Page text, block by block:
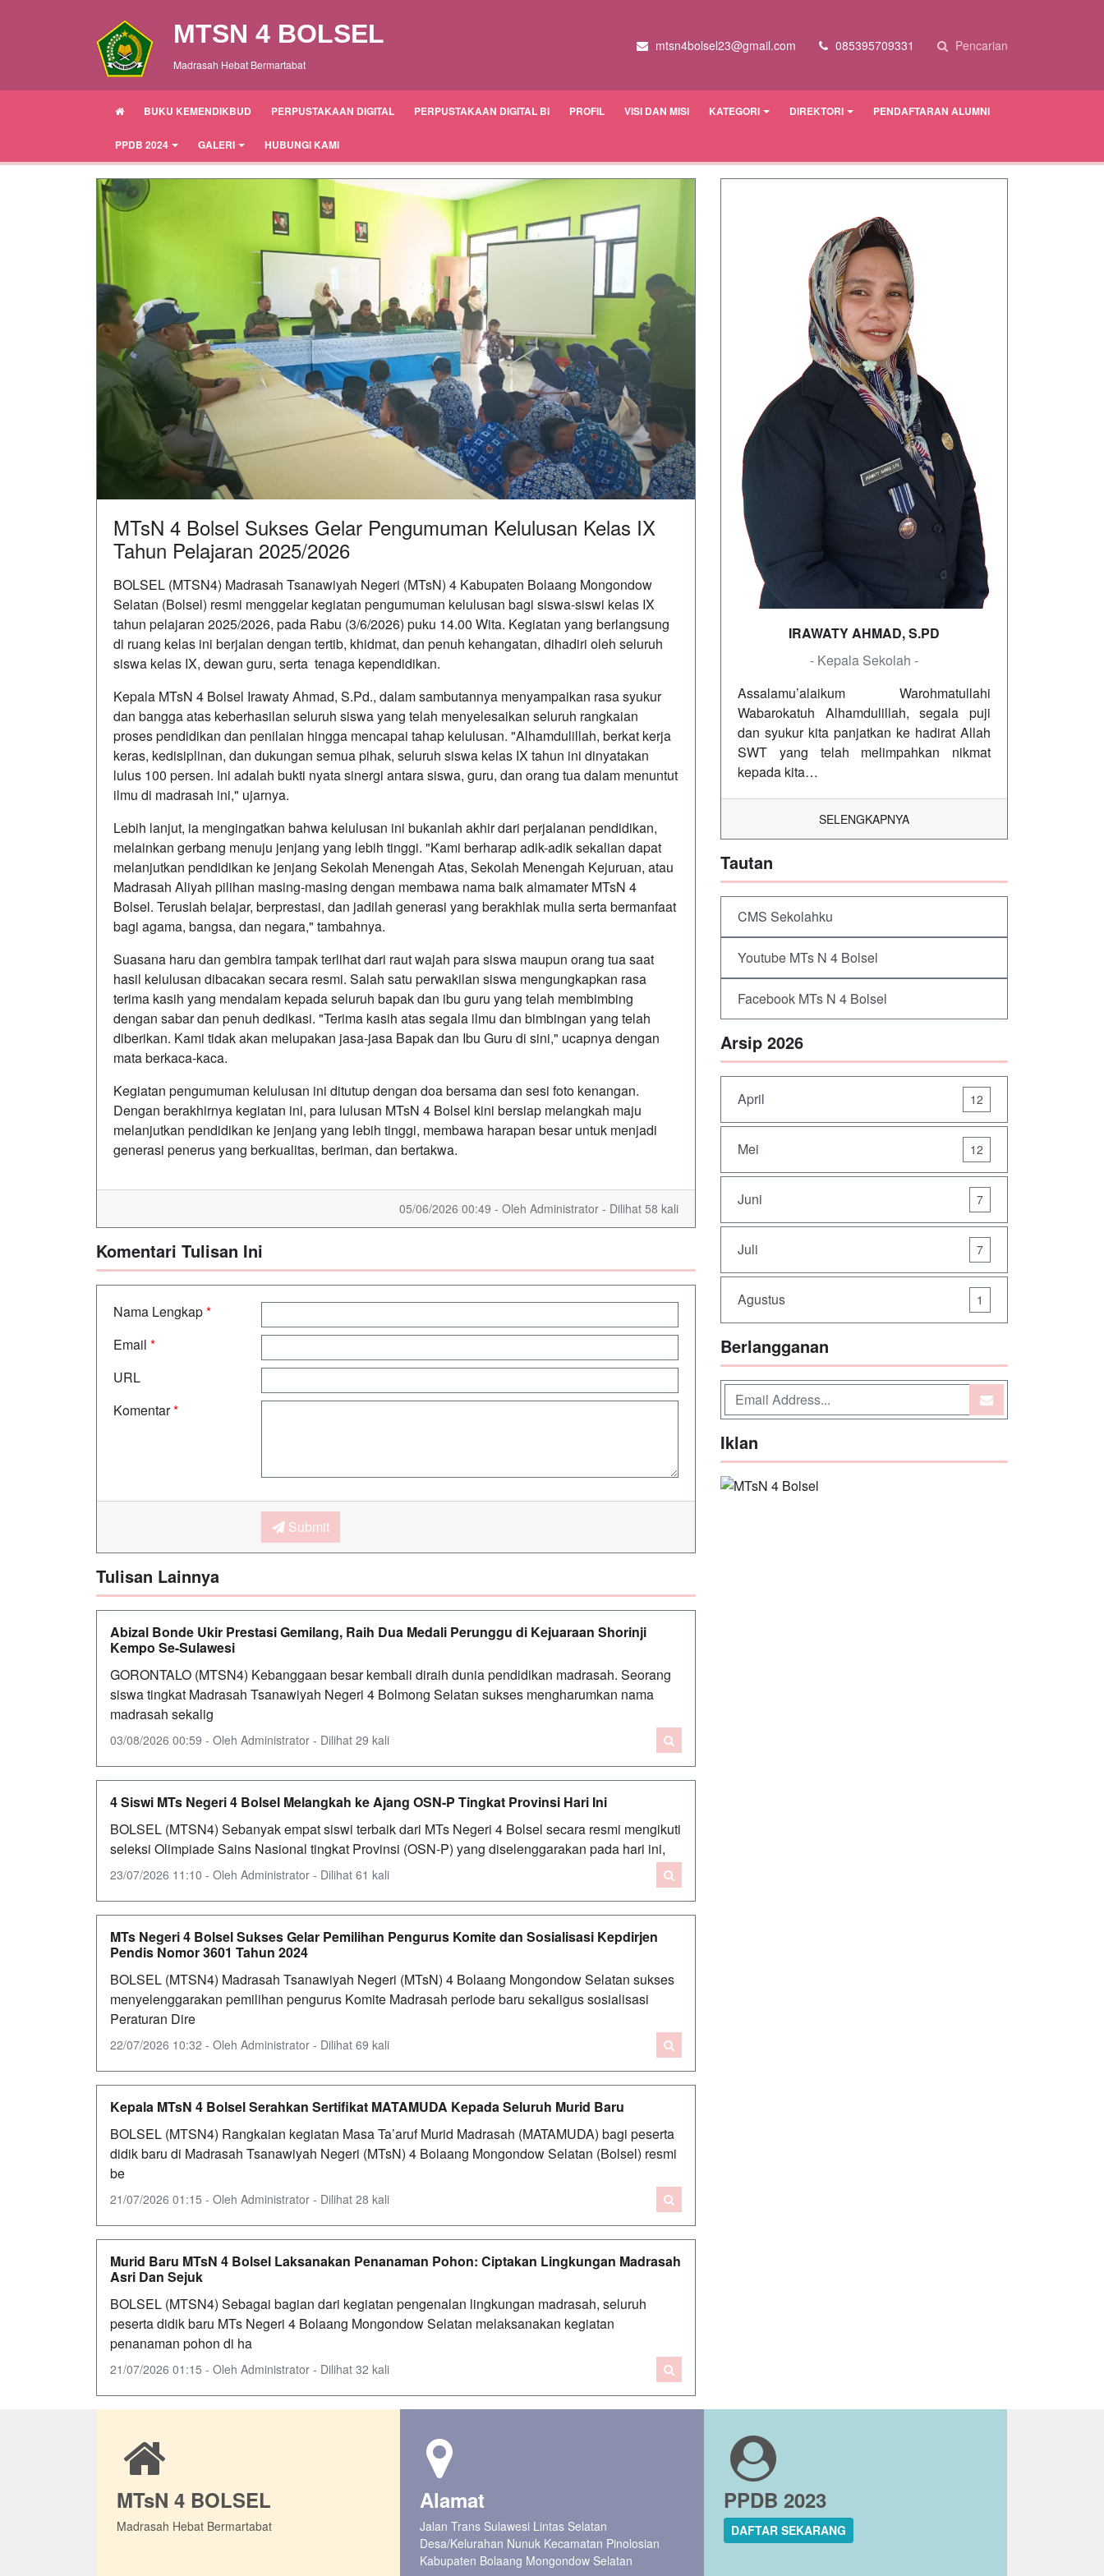
MTSN 4 BOLSEL
Madrasah Hebat Bermartabat
mtsn4bolsel23@gmail.com 085395709331 Pencarian
BUKU KEMENDIKBUD PERPUSTAKAAN DIGITAL PERPUSTAKAAN DIGITAL BI PROFIL VISI DAN MISI KATEGORI DIREKTORI PENDAFTARAN ALUMNI
PPDB 2024 GALERI HUBUNGI KAMI
MTsN 4 Bolsel Sukses Gelar Pengumuman Kelulusan Kelas IX
Tahun Pelajaran 2025/2026
BOLSEL (MTSN4) Madrasah Tsanawiyah Negeri (MTsN) 4 Kabupaten Bolaang Mongondow
Selatan (Bolsel) resmi menggelar kegiatan pengumuman kelulusan bagi siswa-siswi kelas IX
tahun pelajaran 2025/2026, pada Rabu (3/6/2026) puku 14.00 Wita. Kegiatan yang berlangsung
di ruang kelas ini berjalan dengan tertib, khidmat, dan penuh kehangatan, dihadiri oleh seluruh
siswa kelas IX, dewan guru, serta tenaga kependidikan.
Kepala MTsN 4 Bolsel Irawaty Ahmad, S.Pd., dalam sambutannya menyampaikan rasa syukur
dan bangga atas keberhasilan seluruh siswa yang telah menyelesaikan seluruh rangkaian
proses pendidikan dan penilaian hingga mencapai tahap kelulusan. "Alhamdulillah, berkat kerja
keras, kedisiplinan, dan dukungan semua pihak, seluruh siswa kelas IX tahun ini dinyatakan
lulus 100 persen. Ini adalah bukti nyata sinergi antara siswa, guru, dan orang tua dalam menuntut
ilmu di madrasah ini," ujarnya.
Lebih lanjut, ia mengingatkan bahwa kelulusan ini bukanlah akhir dari perjalanan pendidikan,
melainkan gerbang menuju jenjang yang lebih tinggi. "Kami berharap adik-adik sekalian dapat
melanjutkan pendidikan ke jenjang Sekolah Menengah Atas, Sekolah Menengah Kejuruan, atau
Madrasah Aliyah pilihan masing-masing dengan membawa nama baik almamater MTsN 4
Bolsel. Teruslah belajar, berprestasi, dan jadilah generasi yang berakhlak mulia serta bermanfaat
bagi agama, bangsa, dan negara," tambahnya.
Suasana haru dan gembira tampak terlihat dari raut wajah para siswa maupun orang tua saat
hasil kelulusan dibacakan secara resmi. Salah satu perwakilan siswa mengungkapkan rasa
terima kasih yang mendalam kepada seluruh bapak dan ibu guru yang telah membimbing
dengan sabar dan penuh dedikasi. "Terima kasih atas segala ilmu dan bimbingan yang telah
diberikan. Kami tidak akan melupakan jasa-jasa Bapak dan Ibu Guru di sini," ucapnya dengan
mata berkaca-kaca.
Kegiatan pengumuman kelulusan ini ditutup dengan doa bersama dan sesi foto kenangan.
Dengan berakhirnya kegiatan ini, para lulusan MTsN 4 Bolsel kini bersiap melangkah maju
melanjutkan pendidikan ke jenjang yang lebih tinggi, membawa harapan besar untuk menjadi
generasi penerus yang berkualitas, beriman, dan bertakwa.
05/06/2026 00:49 - Oleh Administrator - Dilihat 58 kali
Komentari Tulisan Ini
Nama Lengkap*
Email *
URL
Komentar*
Submit
Tulisan Lainnya
Abizal Bonde Ukir Prestasi Gemilang, Raih Dua Medali Perunggu di Kejuaraan Shorinji
Kempo Se-Sulawesi
GORONTALO (MTSN4) Kebanggaan besar kembali diraih dunia pendidikan madrasah. Seorang
siswa tingkat Madrasah Tsanawiyah Negeri 4 Bolmong Selatan sukses mengharumkan nama
madrasah sekalig
03/08/2026 00:59 - Oleh Administrator - Dilihat 29 kali
4 Siswi MTs Negeri 4 Bolsel Melangkah ke Ajang OSN-P Tingkat Provinsi Hari Ini
BOLSEL (MTSN4) Sebanyak empat siswi terbaik dari MTs Negeri 4 Bolsel secara resmi mengikuti
seleksi Olimpiade Sains Nasional tingkat Provinsi (OSN-P) yang diselenggarakan pada hari ini,
23/07/2026 11:10 - Oleh Administrator - Dilihat 61 kali
MTs Negeri 4 Bolsel Sukses Gelar Pemilihan Pengurus Komite dan Sosialisasi Kepdirjen
Pendis Nomor 3601 Tahun 2024
BOLSEL (MTSN4) Madrasah Tsanawiyah Negeri (MTsN) 4 Bolaang Mongondow Selatan sukses
menyelenggarakan pemilihan pengurus Komite Madrasah periode baru sekaligus sosialisasi
Peraturan Dire
22/07/2026 10:32 - Oleh Administrator - Dilihat 69 kali
Kepala MTsN 4 Bolsel Serahkan Sertifikat MATAMUDA Kepada Seluruh Murid Baru
BOLSEL (MTSN4) Rangkaian kegiatan Masa Ta’aruf Murid Madrasah (MATAMUDA) bagi peserta
didik baru di Madrasah Tsanawiyah Negeri (MTsN) 4 Bolaang Mongondow Selatan (Bolsel) resmi
be
21/07/2026 01:15 - Oleh Administrator - Dilihat 28 kali
Murid Baru MTsN 4 Bolsel Laksanakan Penanaman Pohon: Ciptakan Lingkungan Madrasah
Asri Dan Sejuk
BOLSEL (MTSN4) Sebagai bagian dari kegiatan pengenalan lingkungan madrasah, seluruh
peserta didik baru MTs Negeri 4 Bolaang Mongondow Selatan melaksanakan kegiatan
penanaman pohon di ha
21/07/2026 01:15 - Oleh Administrator - Dilihat 32 kali
IRAWATY AHMAD, S.PD
- Kepala Sekolah -
Assalamu’alaikum Warohmatullahi
Wabarokatuh Alhamdulillah, segala puji
dan syukur kita panjatkan ke hadirat Allah
SWT yang telah melimpahkan nikmat
kepada kita…
SELENGKAPNYA
Tautan
CMS Sekolahku
Youtube MTs N 4 Bolsel
Facebook MTs N 4 Bolsel
Arsip 2026
April 12
Mei 12
Juni 7
Juli 7
Agustus 1
Berlangganan
Iklan
MTsN 4 BOLSEL
Madrasah Hebat Bermartabat
Alamat
Jalan Trans Sulawesi Lintas Selatan
Desa/Kelurahan Nunuk Kecamatan Pinolosian
Kabupaten Bolaang Mongondow Selatan
PPDB 2023
DAFTAR SEKARANG